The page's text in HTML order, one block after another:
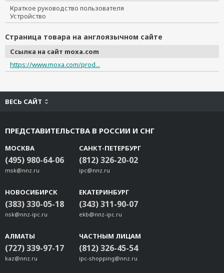
Краткое руководство пользователя
Устройство
Страница товара на англоязычном сайте
Ссылка на сайт moxa.com
https://www.moxa.com/prod...
ВЕСЬ САЙТ
ПРЕДСТАВИТЕЛЬСТВА В РОССИИ И СНГ
МОСКВА
(495) 980-64-06
msk@nnz.ru
САНКТ-ПЕТЕРБУРГ
(812) 326-20-02
ipc@nnz.ru
НОВОСИБИРСК
(383) 330-05-18
nsk@nnz-ipc.ru
ЕКАТЕРИНБУРГ
(343) 311-90-07
ekb@nnz-ipc.ru
АЛМАТЫ
(727) 339-97-17
kaz@nnz.ru
ЧАСТНЫМ ЛИЦАМ
(812) 326-45-54
ipc-shopping@nnz.ru